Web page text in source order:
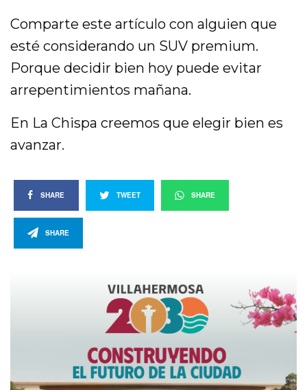
Comparte este artículo con alguien que
esté considerando un SUV premium.
Porque decidir bien hoy puede evitar
arrepentimientos mañana.
En La Chispa creemos que elegir bien es
avanzar.
SHARE TWEET SHARE
SHARE